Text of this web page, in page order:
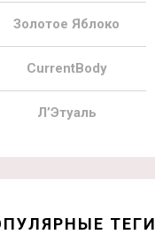
Золотое Яблоко
CurrentBody
Л’Этуаль
ТЕГИ